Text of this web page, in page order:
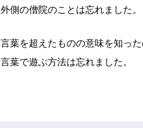
外側の僧院のことは忘れました。
言葉を超えたものの意味を知った
言葉で遊ぶ方法は忘れました。